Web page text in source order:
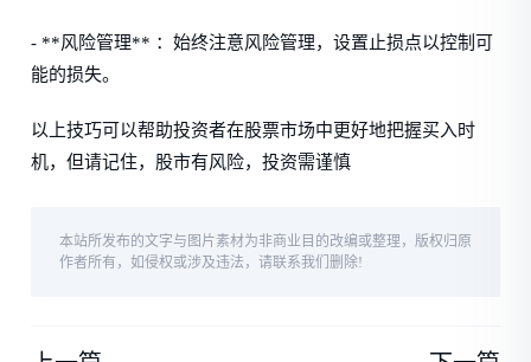
- **风险管理** ：始终注意风险管理，设置止损点以控制可
能的损失。
以上技巧可以帮助投资者在股票市场中更好地把握买入时
机，但请记住，股市有风险，投资需谨慎
本站所发布的文字与图片素材为非商业目的改编或整理，版权归原
作者所有，如侵权或涉及违法，请联系我们删除!